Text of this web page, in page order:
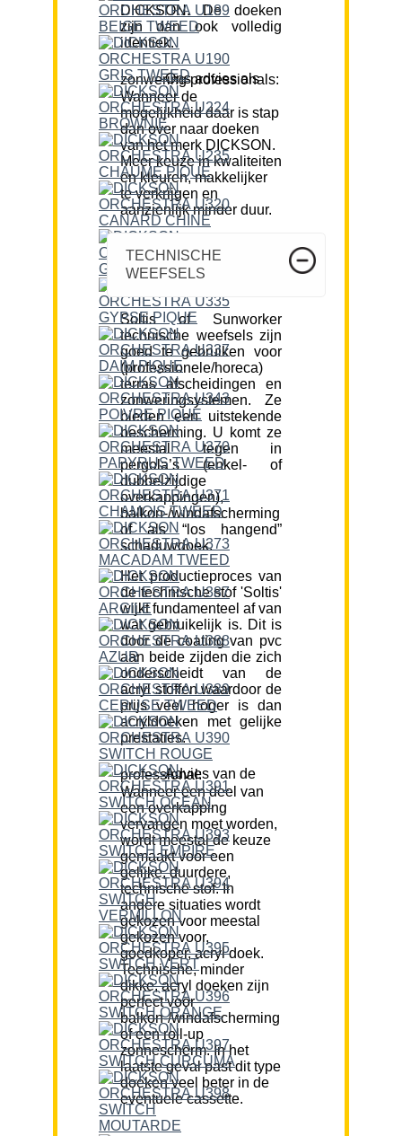
DICKSON. De doeken
zijn dan ook volledig
identiek.
Ons advies als zonwering professionals:
Wanneer de
mogelijkheid daar is stap
dan over naar doeken
van het merk DICKSON.
Meer keuze in kwaliteiten
en kleuren, makkelijker
te verkrijgen en
aanzienlijk minder duur.
TECHNISCHE
WEEFSELS
Soltis of Sunworker
technische weefsels zijn
goed te gebruiken voor
(professionele/horeca)
terras afscheidingen en
zonweringsystemen. Ze
bieden een uitstekende
bescherming. U komt ze
meestal tegen in
pergola’s (enkel- of
dubbelzijdige
overkappingen),
balkon-/windafscherming
of als “los hangend”
schaduwdoek.
Het productieproces van
de technische stof 'Soltis'
wijkt fundamenteel af van
wat gebruikelijk is. Dit is
door de coating van pvc
aan beide zijden die zich
onderscheidt van de
acryl stoffen waardoor de
prijs veel hoger is dan
acryldoeken met gelijke
prestaties.
Advies van de professional:
Wanneer een deel van
een overkapping
vervangen moet worden,
wordt meestal de keuze
gemaakt voor een
gelijke, duurdere,
technische stof. In
andere situaties wordt
gekozen voor meestal
gekozen voor,
goedkoper, acryl doek.
Technische, minder
dikke, acryl doeken zijn
perfect voor
balkon-/windafscherming
of een roll-up
zonnescherm. In het
laatste geval past dit type
doeken veel beter in de
eventuele cassette.